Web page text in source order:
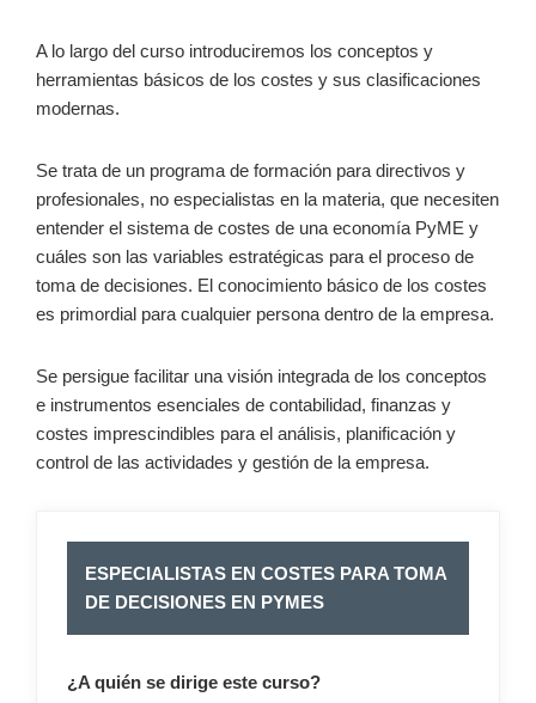
A lo largo del curso introduciremos los conceptos y
herramientas básicos de los costes y sus clasificaciones
modernas.
Se trata de un programa de formación para directivos y
profesionales, no especialistas en la materia, que necesiten
entender el sistema de costes de una economía PyME y
cuáles son las variables estratégicas para el proceso de
toma de decisiones. El conocimiento básico de los costes
es primordial para cualquier persona dentro de la empresa.
Se persigue facilitar una visión integrada de los conceptos
e instrumentos esenciales de contabilidad, finanzas y
costes imprescindibles para el análisis, planificación y
control de las actividades y gestión de la empresa.
ESPECIALISTAS EN COSTES PARA TOMA
DE DECISIONES EN PYMES
¿A quién se dirige este curso?